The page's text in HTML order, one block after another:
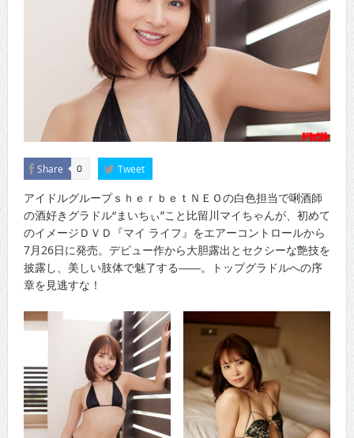
Share 0 Tweet
アイドルグループｓｈｅｒｂｅｔＮＥＯの白色担当で唎酒師
の酒好きグラドル“まいちぃ”こと比留川マイちゃんが、初めて
のイメージＤＶＤ『マイ ライフ』をエアーコントロールから
7月26日に発売。デビュー作から大胆露出とセクシーな艶技を
披露し、美しい肢体で魅了する――。トップグラドルへの序
章を見逃すな！